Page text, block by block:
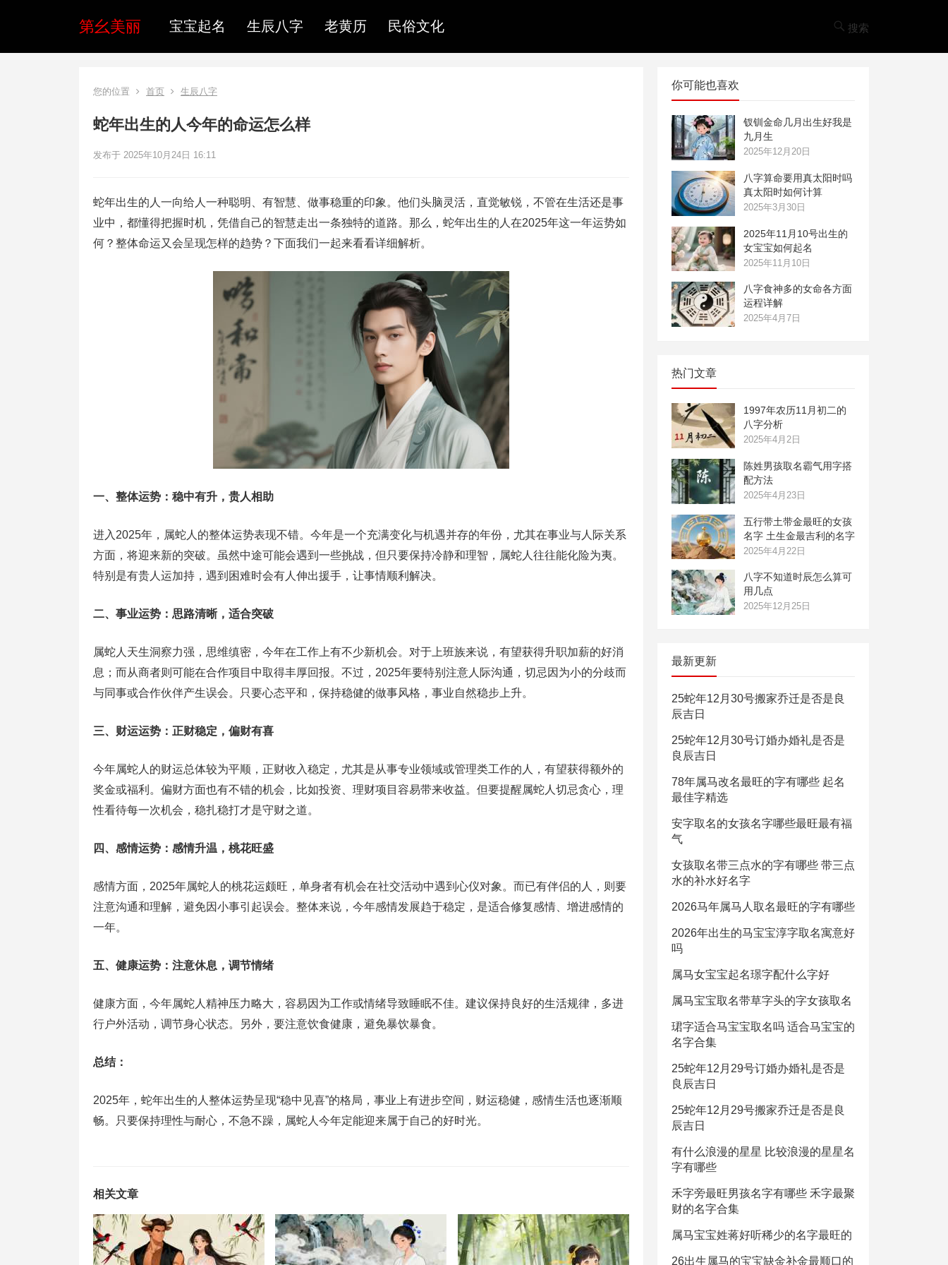
第幺美丽 宝宝起名 生辰八字 老黄历 民俗文化 搜索
您的位置 首页 生辰八字
蛇年出生的人今年的命运怎么样
发布于 2025年10月24日 16:11
蛇年出生的人一向给人一种聪明、有智慧、做事稳重的印象。他们头脑灵活，直觉敏锐，不管在生活还是事
业中，都懂得把握时机，凭借自己的智慧走出一条独特的道路。那么，蛇年出生的人在2025年这一年运势如
何？整体命运又会呈现怎样的趋势？下面我们一起来看看详细解析。
一、整体运势：稳中有升，贵人相助
进入2025年，属蛇人的整体运势表现不错。今年是一个充满变化与机遇并存的年份，尤其在事业与人际关系
方面，将迎来新的突破。虽然中途可能会遇到一些挑战，但只要保持冷静和理智，属蛇人往往能化险为夷。
特别是有贵人运加持，遇到困难时会有人伸出援手，让事情顺利解决。
二、事业运势：思路清晰，适合突破
属蛇人天生洞察力强，思维缜密，今年在工作上有不少新机会。对于上班族来说，有望获得升职加薪的好消
息；而从商者则可能在合作项目中取得丰厚回报。不过，2025年要特别注意人际沟通，切忌因为小的分歧而
与同事或合作伙伴产生误会。只要心态平和，保持稳健的做事风格，事业自然稳步上升。
三、财运运势：正财稳定，偏财有喜
今年属蛇人的财运总体较为平顺，正财收入稳定，尤其是从事专业领域或管理类工作的人，有望获得额外的
奖金或福利。偏财方面也有不错的机会，比如投资、理财项目容易带来收益。但要提醒属蛇人切忌贪心，理
性看待每一次机会，稳扎稳打才是守财之道。
四、感情运势：感情升温，桃花旺盛
感情方面，2025年属蛇人的桃花运颇旺，单身者有机会在社交活动中遇到心仪对象。而已有伴侣的人，则要
注意沟通和理解，避免因小事引起误会。整体来说，今年感情发展趋于稳定，是适合修复感情、增进感情的
一年。
五、健康运势：注意休息，调节情绪
健康方面，今年属蛇人精神压力略大，容易因为工作或情绪导致睡眠不佳。建议保持良好的生活规律，多进
行户外活动，调节身心状态。另外，要注意饮食健康，避免暴饮暴食。
总结：
2025年，蛇年出生的人整体运势呈现“稳中见喜”的格局，事业上有进步空间，财运稳健，感情生活也逐渐顺
畅。只要保持理性与耐心，不急不躁，属蛇人今年定能迎来属于自己的好时光。
相关文章
你可能也喜欢
钗钏金命几月出生好我是
九月生
2025年12月20日
八字算命要用真太阳时吗
真太阳时如何计算
2025年3月30日
2025年11月10号出生的
女宝宝如何起名
2025年11月10日
八字食神多的女命各方面
运程详解
2025年4月7日
热门文章
1997年农历11月初二的
八字分析
2025年4月2日
陈姓男孩取名霸气用字搭
配方法
2025年4月23日
五行带土带金最旺的女孩
名字 土生金最吉利的名字
2025年4月22日
八字不知道时辰怎么算可
用几点
2025年12月25日
最新更新
25蛇年12月30号搬家乔迁是否是良
辰吉日
25蛇年12月30号订婚办婚礼是否是
良辰吉日
78年属马改名最旺的字有哪些 起名
最佳字精选
安字取名的女孩名字哪些最旺最有福
气
女孩取名带三点水的字有哪些 带三点
水的补水好名字
2026马年属马人取名最旺的字有哪些
2026年出生的马宝宝淳字取名寓意好
吗
属马女宝宝起名璟字配什么字好
属马宝宝取名带草字头的字女孩取名
珺字适合马宝宝取名吗 适合马宝宝的
名字合集
25蛇年12月29号订婚办婚礼是否是
良辰吉日
25蛇年12月29号搬家乔迁是否是良
辰吉日
有什么浪漫的星星 比较浪漫的星星名
字有哪些
禾字旁最旺男孩名字有哪些 禾字最聚
财的名字合集
属马宝宝姓蒋好听稀少的名字最旺的
26出生属马的宝宝缺金补金最顺口的